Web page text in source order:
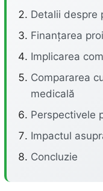
Detalii despre
Finanțarea
Implicarea
Compararea
medicală
Perspectivele
Impactul
Concluzie